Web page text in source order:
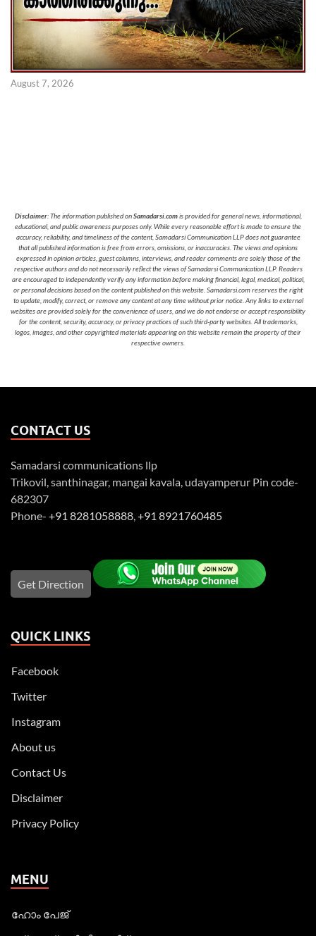
August 7, 2026
Disclaimer: The information published onSamadarsi.comis provided for general news, informational,
educational, and public awareness purposes only. While every reasonable effort is made to ensure the
accuracy, reliability, and timeliness of the content, Samadarsi Communication LLP does not guarantee
that all published information is free from errors, omissions, or inaccuracies. The views and opinions
expressed in opinion articles, guest columns, interviews, and reader comments are solely those of the
respective authors and do not necessarily reflect the views of Samadarsi Communication LLP. Readers
are encouraged to independently verify any information before making financial, legal, medical, political,
or personal decisions based on the content published on this website. Samadarsi.com reserves the right
to update, modify, correct, or remove any content at any time without prior notice. Any links to external
websites are provided solely for the convenience of users, and we do not endorse or accept responsibility
for the content, security, accuracy, or privacy practices of such third-party websites. All trademarks,
logos, images, and other copyrighted materials appearing on this website remain the property of their
respective owners.
CONTACT US
Samadarsi communications llp
Trikovil, santhinagar, mangai kavala, udayamperur Pin code-
682307
Phone- +91 8281058888,+91 8921760485
Get Direction
QUICK LINKS
Facebook
Twitter
Instagram
About us
Contact Us
Disclaimer
Privacy Policy
MENU
ഹോം പേജ്